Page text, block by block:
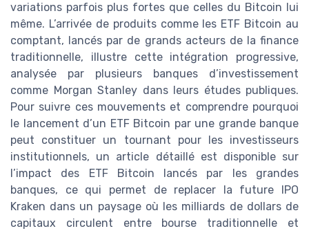
variations parfois plus fortes que celles du Bitcoin lui
même. L’arrivée de produits comme les ETF Bitcoin au
comptant, lancés par de grands acteurs de la finance
traditionnelle, illustre cette intégration progressive,
analysée par plusieurs banques d’investissement
comme Morgan Stanley dans leurs études publiques.
Pour suivre ces mouvements et comprendre pourquoi
le lancement d’un ETF Bitcoin par une grande banque
peut constituer un tournant pour les investisseurs
institutionnels, un article détaillé est disponible sur
l’impact des ETF Bitcoin lancés par les grandes
banques, ce qui permet de replacer la future IPO
Kraken dans un paysage où les milliards de dollars de
capitaux circulent entre bourse traditionnelle et